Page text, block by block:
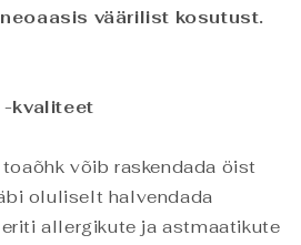
väärilist kosutust.
-kvaliteet
võib raskendada öist
oluliselt halvendada
allergikute ja astmaatikute